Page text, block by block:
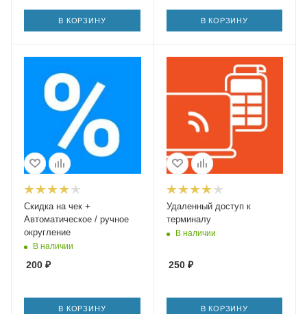
В КОРЗИНУ В КОРЗИНУ
Скидка на чек +
Автоматическое / ручное
округление
В наличии
200 ₽
В КОРЗИНУ
Удаленный доступ к
терминалу
В наличии
250₽
В КОРЗИНУ